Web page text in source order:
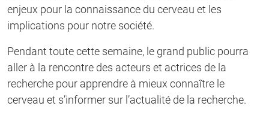
enjeux pour la connaissance du cerveau et les
implications pour notre société.
Pendant toute cette semaine, le grand public pourra
aller à la rencontre des acteurs et actrices de la
recherche pour apprendre à mieux connaître le
cerveau et s’informer sur l’actualité de la recherche.